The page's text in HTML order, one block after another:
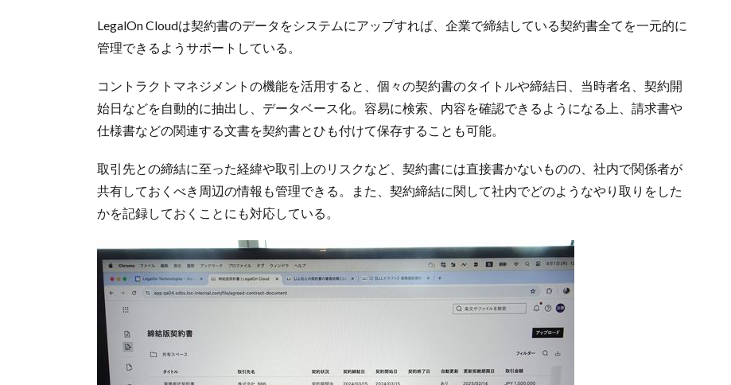
LegalOn Cloudは契約書のデータをシステムにアップすれば、企業で締結している契約書全てを一元的に
管理できるようサポートしている。
コントラクトマネジメントの機能を活用すると、個々の契約書のタイトルや締結日、当時者名、契約開
始日などを自動的に抽出し、データベース化。容易に検索、内容を確認できるようになる上、請求書や
仕様書などの関連する文書を契約書とひも付けて保存することも可能。
取引先との締結に至った経緯や取引上のリスクなど、契約書には直接書かないものの、社内で関係者が
共有しておくべき周辺の情報も管理できる。また、契約締結に関して社内でどのようなやり取りをした
かを記録しておくことにも対応している。